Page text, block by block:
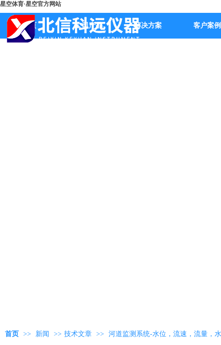
星空体育·星空官方网站
首页 公司产品 解决方案 客户案例
首页 >> 新闻 >> 技术文章 >> 河道监测系统-水位，流速，流量，